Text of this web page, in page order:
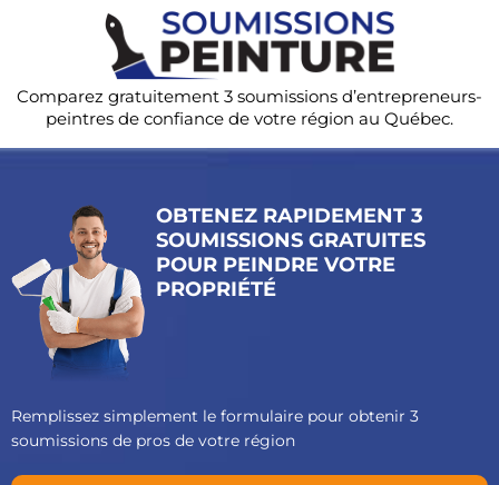
Comparez gratuitement 3 soumissions d’entrepreneurs-
peintres de confiance de votre région au Québec.
OBTENEZ RAPIDEMENT 3
SOUMISSIONS GRATUITES
POUR PEINDRE VOTRE
PROPRIÉTÉ
Remplissez simplement le formulaire pour obtenir 3
soumissions de pros de votre région